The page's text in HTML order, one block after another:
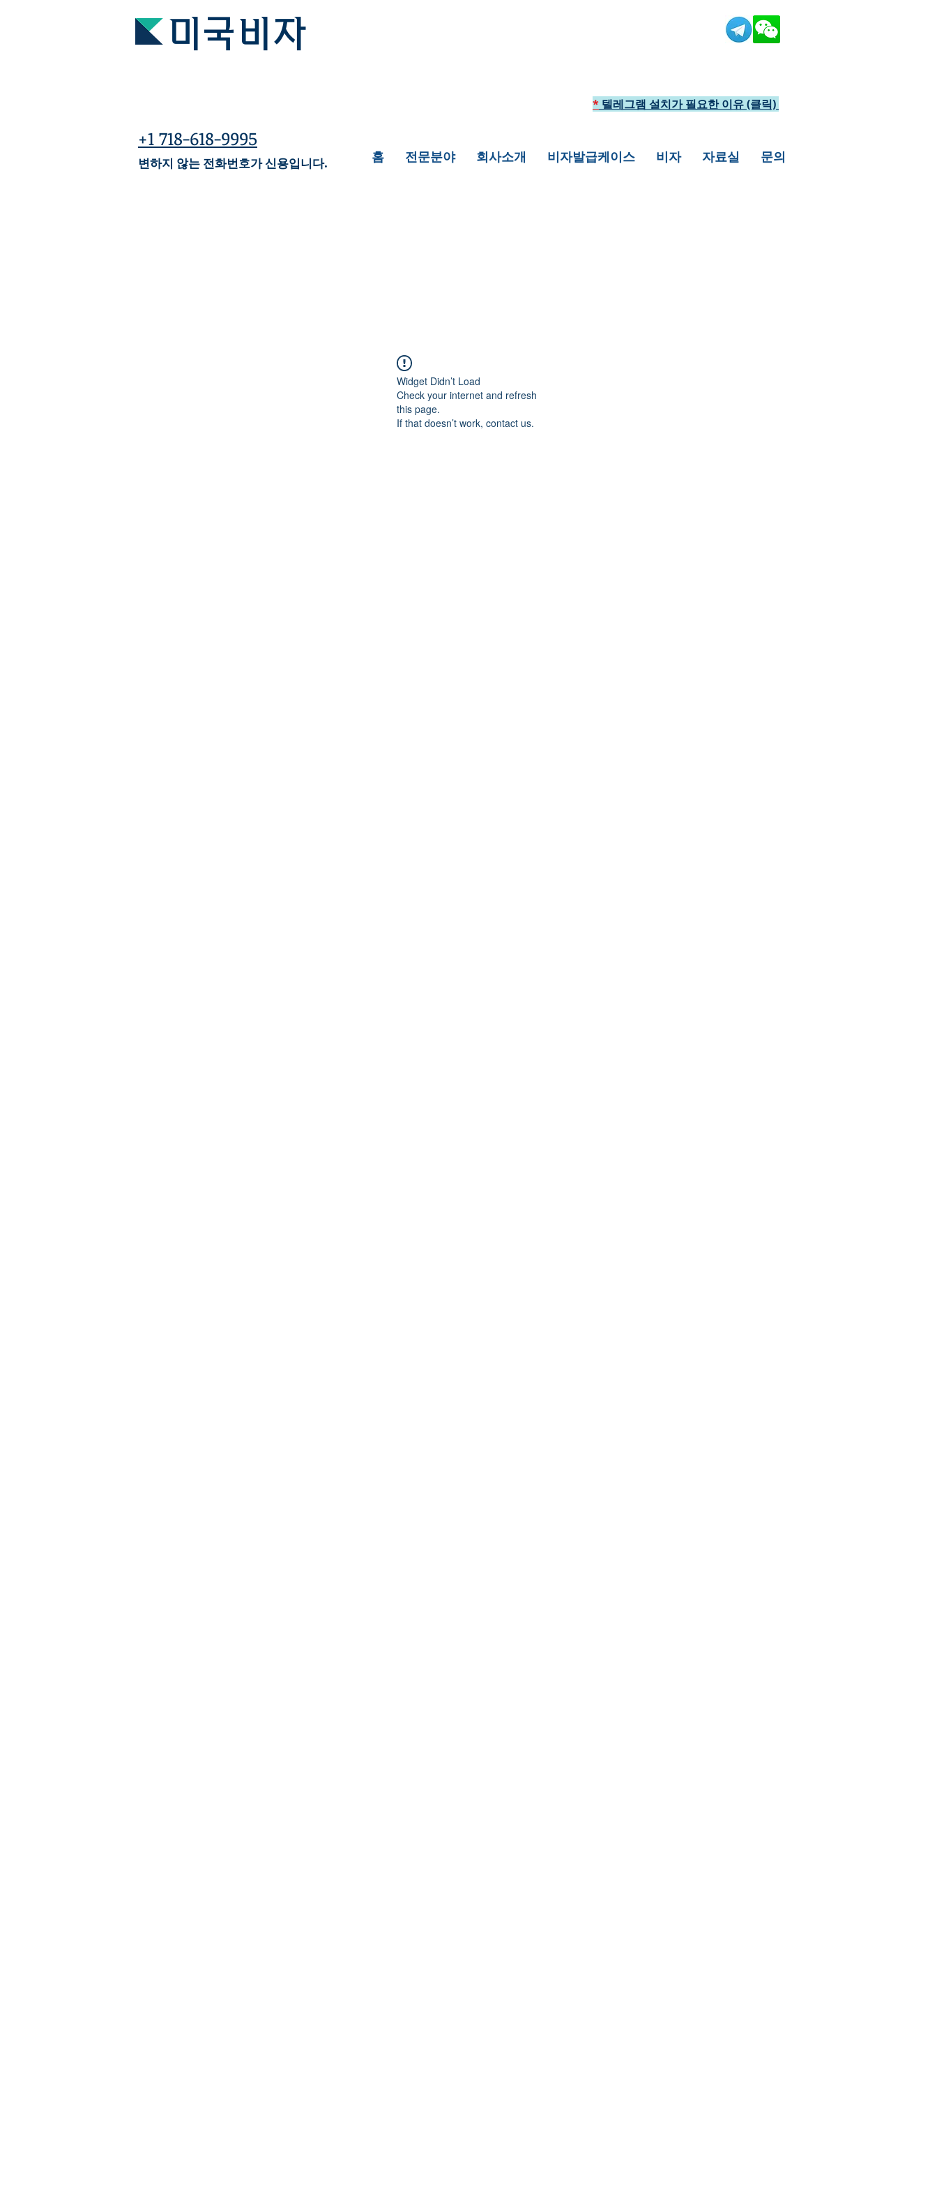
미국비자
* 텔레그램 설치가 필요한 이유 (클릭)
+1 718-618-9995
변하지 않는 전화번호가 신용입니다. 홈 전문분야 회사소개 비자발급케이스 비자 자료실 문의
Widget Didn’t Load
Check your internet and refresh
this page.
If that doesn’t work, contact us.